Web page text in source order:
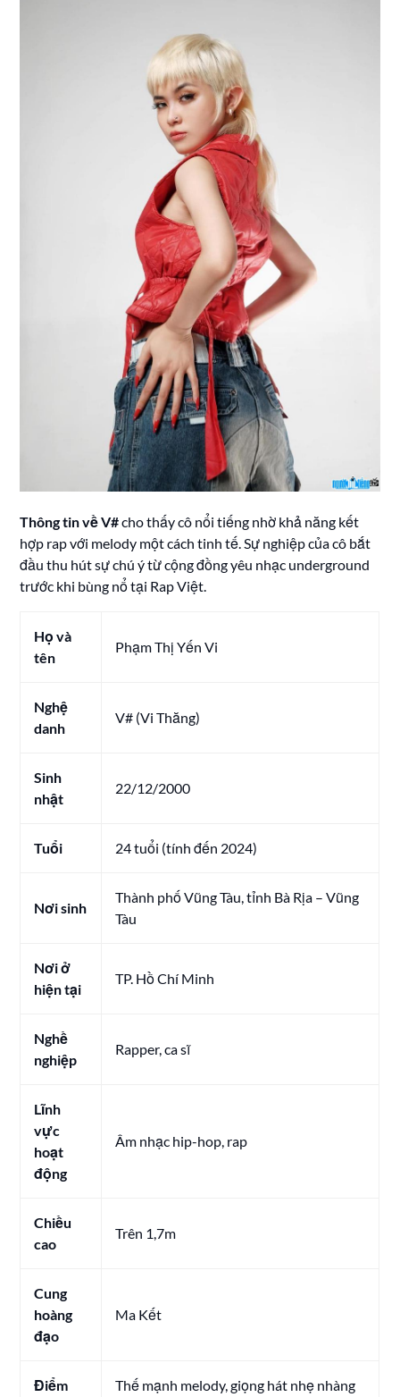
Thông tin về V#cho thấy cô nổi tiếng nhờ khả năng kết
hợp rap với melody một cách tinh tế. Sự nghiệp của cô bắt
đầu thu hút sự chú ý từ cộng đồng yêu nhạc underground
trước khi bùng nổ tại Rap Việt.
Họ và
tên
Phạm Thị Yến Vi
Nghệ
danh
V# (Vi Thăng)
Sinh
nhật
22/12/2000
Tuổi 24 tuổi (tính đến 2024)
Nơi sinh
Thành phố Vũng Tàu, tỉnh Bà Rịa – Vũng
Tàu
Nơi ở
hiện tại
TP. Hồ Chí Minh
Nghề
nghiệp
Rapper, ca sĩ
Lĩnh
vực
hoạt
động
Âm nhạc hip-hop, rap
Chiều
cao
Trên 1,7m
Cung
hoàng
đạo
Ma Kết
Điểm Thế mạnh melody, giọng hát nhẹ nhàng